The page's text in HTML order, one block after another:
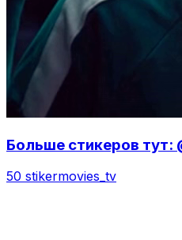
Больше стикеров тут:
50 stikermovies_tv